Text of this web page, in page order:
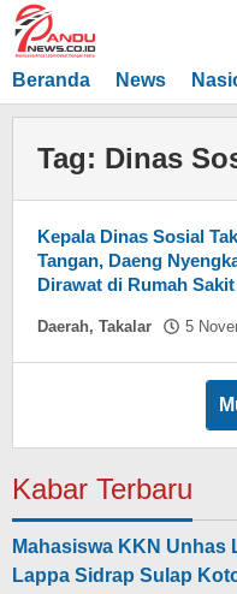
Lewati
ke
konten
Beranda News
Tag: Dinas
Kepala Dinas Sosial
Tangan, Daeng
Dirawat di Rumah Sakit
Daerah, Takalar 5
Kabar Terbaru
Mahasiswa KKN Unhas
Lappa Sidrap Sulap